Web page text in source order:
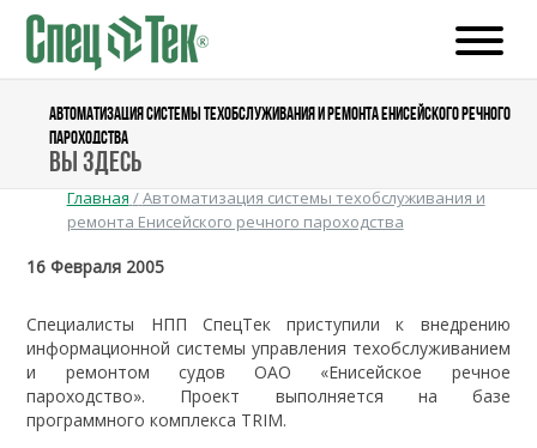
АВТОМАТИЗАЦИЯ СИСТЕМЫ ТЕХОБСЛУЖИВАНИЯ И РЕМОНТА ЕНИСЕЙСКОГО РЕЧНОГО
ПАРОХОДСТВА
Вы здесь
Главная /Автоматизация системы техобслуживания и
ремонта Енисейского речного пароходства
16 Февраля 2005
Специалисты НПП СпецТек приступили к внедрению
информационной системы управления техобслуживанием
и ремонтом судов ОАО «Енисейское речное
пароходство». Проект выполняется на базе
программного комплекса TRIM.